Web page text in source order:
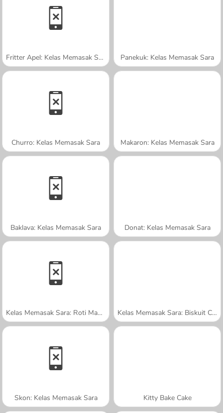
Fritter Apel: Kelas Memasak Sara Panekuk: Kelas Memasak Sara
Churro: Kelas Memasak Sara Makaron: Kelas Memasak Sara
Baklava: Kelas Memasak Sara Donat: Kelas Memasak Sara
Kelas Memasak Sara: Roti Manis Kelinci Kelas Memasak Sara: Biskuit Cokelat
Skon: Kelas Memasak Sara Kitty Bake Cake